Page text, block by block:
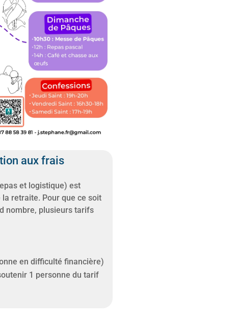
aux frais
et logistique) est
retraite. Pour que ce soit
nombre, plusieurs tarifs
en difficulté financière)
1 personne du tarif